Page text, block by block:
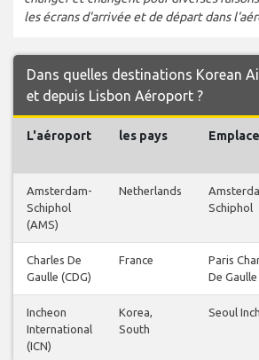
les écrans d'arrivée et de départ dans
Dans quelles destinations Korean
et depuis Lisbon Aéroport ?
L'aéroport les pays
Amsterdam-
Schiphol
(AMS)
Netherlands
Schiphol
Charles De
Gaulle (CDG)
France
Paris
De Gaulle
Incheon
International
(ICN)
Korea,
South
Seoul